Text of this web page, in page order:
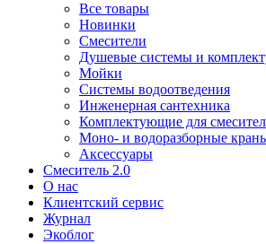
Все товары
Новинки
Смесители
Душевые системы и
Мойки
Системы водоотведения
Инженерная сантехника
Комплектующие для
Моно- и водоразборные
Аксессуары
Смеситель 2.0
О нас
Клиентский сервис
Журнал
Экоблог